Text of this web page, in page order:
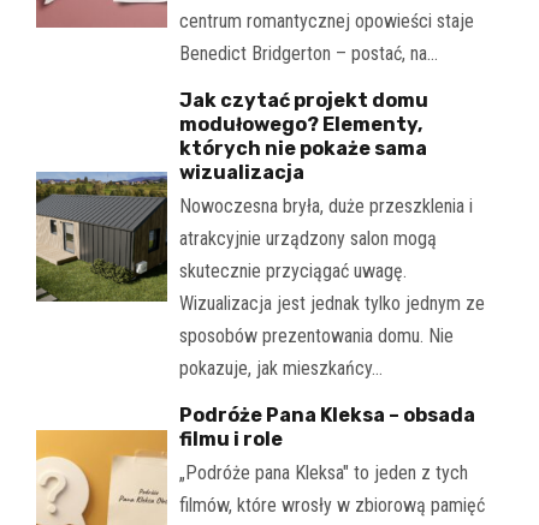
centrum romantycznej opowieści staje
Benedict Bridgerton – postać, na…
Jak czytać projekt domu
modułowego? Elementy,
których nie pokaże sama
wizualizacja
Nowoczesna bryła, duże przeszklenia i
atrakcyjnie urządzony salon mogą
skutecznie przyciągać uwagę.
Wizualizacja jest jednak tylko jednym ze
sposobów prezentowania domu. Nie
pokazuje, jak mieszkańcy…
Podróże Pana Kleksa – obsada
filmu i role
„Podróże pana Kleksa" to jeden z tych
filmów, które wrosły w zbiorową pamięć